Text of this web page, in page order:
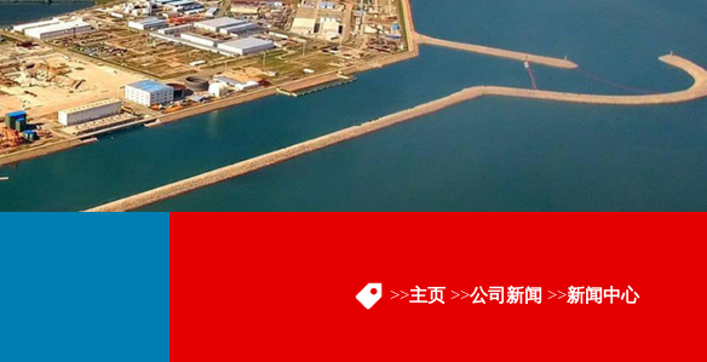
>>主页 >>公司新闻 >>新闻中心